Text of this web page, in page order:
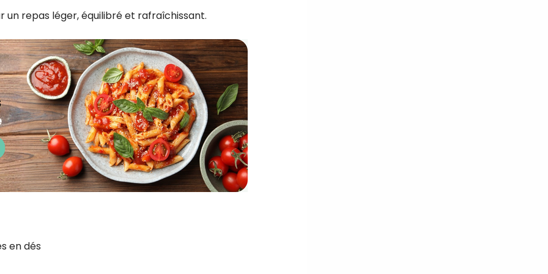
un repas léger, équilibré et rafraîchissant.
en dés